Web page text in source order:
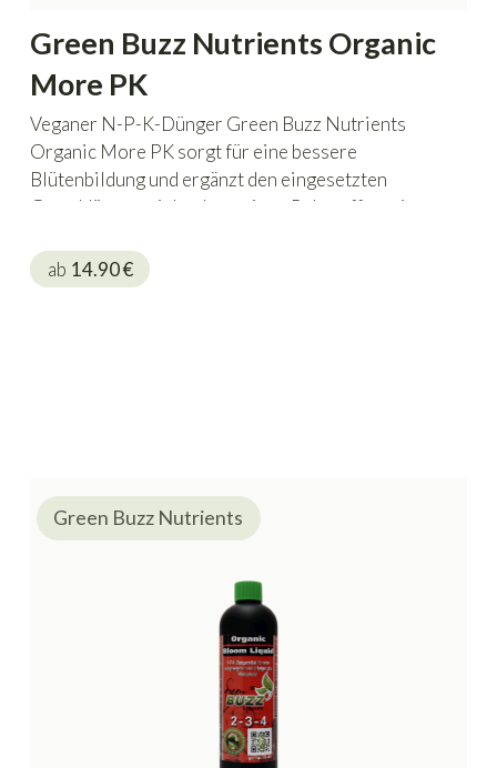
Green Buzz Nutrients Organic
More PK
Veganer N-P-K-Dünger Green Buzz Nutrients
Organic More PK sorgt für eine bessere
Blütenbildung und ergänzt den eingesetzten
Grunddünger mit hochwertigen Rohstoffen wie
ab 14.90€
Green Buzz Nutrients